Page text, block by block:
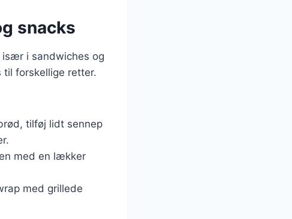
snacks
i sandwiches og
til forskellige retter.
tilføj lidt sennep
med en lækker
med grillede